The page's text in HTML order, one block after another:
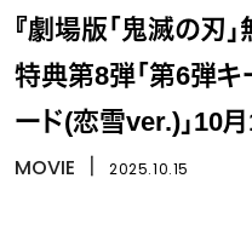
『劇場版「鬼滅の刃
特典第8弾「第6弾キ
ード(恋雪ver.)」10
MOVIE 2025.10.15